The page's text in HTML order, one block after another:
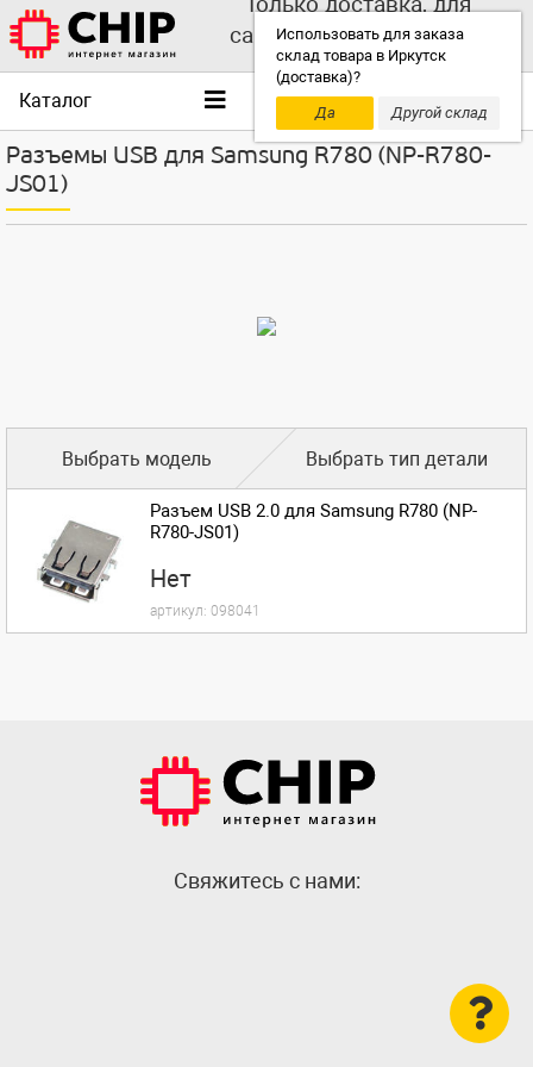
Использовать для заказа
склад товара в Иркутск
(доставка)?
Да
Другой склад
самовывоза выбирайте
другой склад!
Каталог
Разъемы USB для Samsung R780 (NP-R780-
JS01)
Выбрать модель Выбрать тип детали
Разъем USB 2.0 для Samsung R780 (NP-
R780-JS01)
Нет
артикул: 098041
Cвяжитесь с нами: